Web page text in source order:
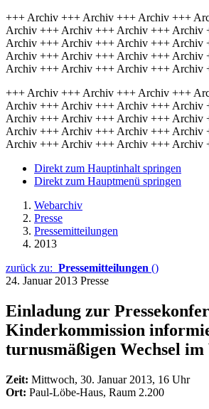
+++ Archiv +++ Archiv +++ Archiv +++
Archiv +++ Archiv +++ Archiv +++ Archiv
Archiv +++ Archiv +++ Archiv +++ Archiv
Archiv +++ Archiv +++ Archiv +++ Archiv
Archiv +++ Archiv +++ Archiv +++ Archiv
+++ Archiv +++ Archiv +++ Archiv +++
Archiv +++ Archiv +++ Archiv +++ Archiv
Archiv +++ Archiv +++ Archiv +++ Archiv
Archiv +++ Archiv +++ Archiv +++ Archiv
Archiv +++ Archiv +++ Archiv +++ Archiv
Direkt zum Hauptinhalt springen
Direkt zum Hauptmenü springen
Webarchiv
Presse
Pressemitteilungen
2013
zurück zu: Pressemitteilungen ()
24. Januar 2013 Presse
Einladung zur
Kinderkommission
turnusmäßigen Wechsel im
Zeit: Mittwoch, 30. Januar 2013, 16 Uhr
Ort: Paul-Löbe-Haus, Raum 2.200